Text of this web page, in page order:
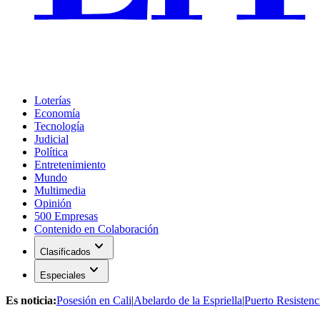
Loterías
Economía
Tecnología
Judicial
Política
Entretenimiento
Mundo
Multimedia
Opinión
500 Empresas
Contenido en Colaboración
Clasificados expand_more
Especiales expand_more
Es noticia:Posesión en Cali|Abelardo de la Espriella|Puerto